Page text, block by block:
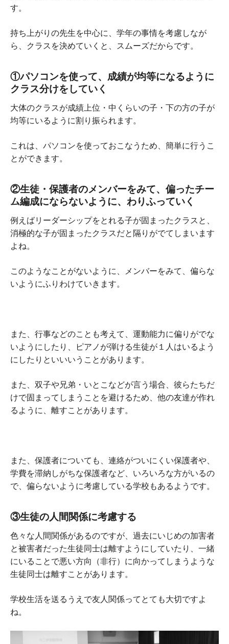
す。
持ち上がりの先生を中心に、学年の事情を考慮しなが
ら、クラスを決めていくと、スムーズだからです。
①パソコンを使って、成績が均等になるように
クラス分けをしていく
大体のクラスが成績上位・中くらいの子・下の方の子が
均等にいるように割り振られます。
これは、パソコンを使っておこなうため、簡単に行うこ
とができます。
②生徒・保護者のメンバーをみて、偏ったチー
ム編成にならないように、わりふっていく
例えばリーダーシップをとれる子が固まったクラスと、
消極的な子が固まったクラスだと隔りがでてしまいます
よね。
このようなことがないように、メンバーをみて、偏らな
いようにふりわけていきます。
また、行事などのことも考えて、運動能力に偏りがでな
いようにしたり、ピアノが弾ける生徒が１人はいるよう
にしたりといいいうことがあります。
また、双子や兄弟・いとこなどが言う場合、彼らたちだ
けで固まってしまうことを避けるため、他の友達が作れ
るように、離すことがあります。
また、保護者についても、連絡がついにくい保護者や、
学費を滞納しがちな保護者など、いろいろな方がいるの
で、偏らないように考慮している学校もあるようです。
③生徒の人間関係に考慮する
色々な人間関係があるのですが、過去にいじめの加害者
と被害者だった生徒同士は離すようにしていたり、一緒
にいることで悪い方向（非行）に向かってしまうような
生徒同士は離すことがあります。
学校生活を送るうえで友人関係ってとても大切ですよ
ね。